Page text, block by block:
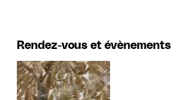
Rendez-vous et évènements